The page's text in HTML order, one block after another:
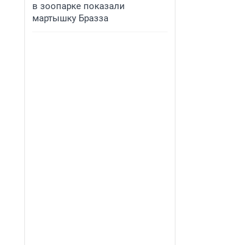
в зоопарке показали
мартышку Бразза